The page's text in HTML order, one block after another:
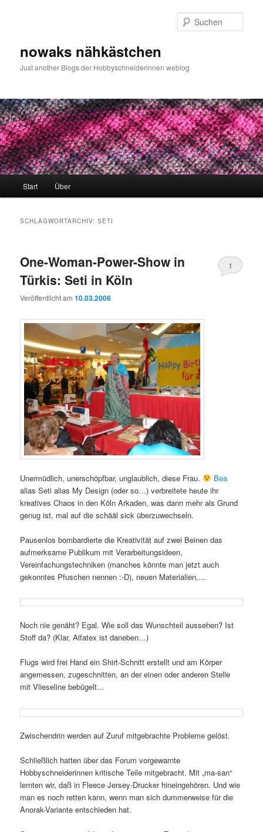
nowaks nähkästchen
Just another Blogs der Hobbyschneiderinnen weblog
Start Über
SCHLAGWORTARCHIV:SETI
One-Woman-Power-Show in
Türkis: Seti in Köln
Veröffentlicht am10.03.2006
1
Unermüdlich, unerschöpfbar, unglaublich, diese Frau.
Bea
alias Seti alias My Design (oder so…) verbreitete heute ihr
kreatives Chaos in den Köln Arkaden, was dann mehr als Grund
genug ist, mal auf die schääl sick überzuwechseln.
Pausenlos bombardierte die Kreativität auf zwei Beinen das
aufmerksame Publikum mit Verarbeitungsideen,
Vereinfachungstechniken (manches könnte man jetzt auch
gekonntes Pfuschen nennen :-D), neuen Materialien,…
Noch nie genäht? Egal. Wie soll das Wunschteil aussehen? Ist
Stoff da? (Klar, Alfatex ist daneben…)
Flugs wird frei Hand ein Shirt-Schnitt erstellt und am Körper
angemessen, zugeschnitten, an der einen oder anderen Stelle
mit Vlieseline bebügelt…
Zwischendrin werden auf Zuruf mitgebrachte Probleme gelöst.
Schließlich hatten über das Forum vorgewarnte
Hobbyschneiderinnen kritische Teile mitgebracht. Mit „ma-san“
lernten wir, daß in Fleece Jersey-Drucker hineingehören. Und wie
man es noch retten kann, wenn man sich dummerweise für die
Anorak-Variante entschieden hat.